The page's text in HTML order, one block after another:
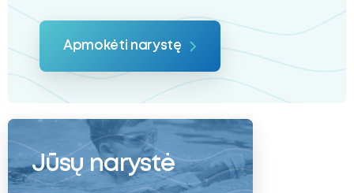
Apmokėti narystę
Jūsų narystė